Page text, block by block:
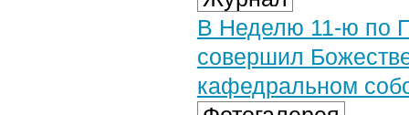
В Неделю 11-ю по
совершил
кафедральном